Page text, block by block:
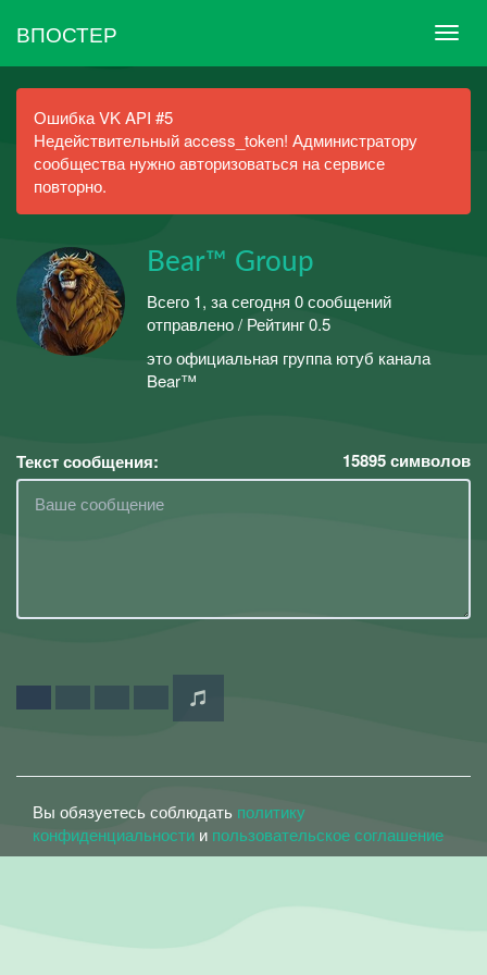
ВПОСТЕР
Ошибка VK API #5
Недействительный access_token! Администратору
сообщества нужно авторизоваться на сервисе
повторно.
Bear™ Group
Всего 1, за сегодня 0 сообщений
отправлено / Рейтинг 0.5
это официальная группа ютуб канала
Bear™
Текст сообщения: 15895символов
Вы обязуетесь соблюдать политику
конфиденциальности и пользовательское соглашение